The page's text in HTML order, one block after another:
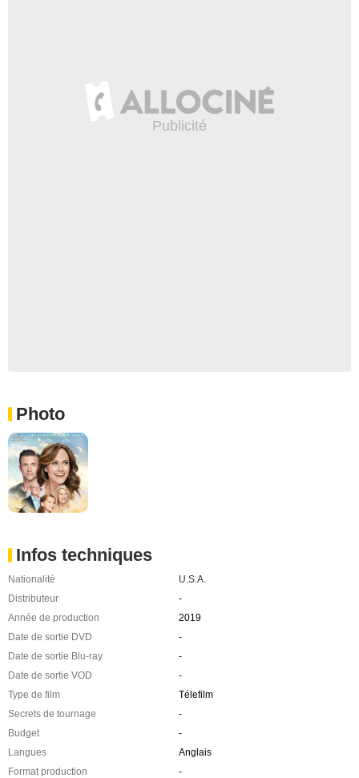
Photo
Infos techniques
Nationalité
U.S.A.
Distributeur
-
Année de production
2019
Date de sortie DVD
-
Date de sortie Blu-ray
-
Date de sortie VOD
-
Type de film
Télefilm
Secrets de tournage
-
Budget
-
Langues
Anglais
Format production
-